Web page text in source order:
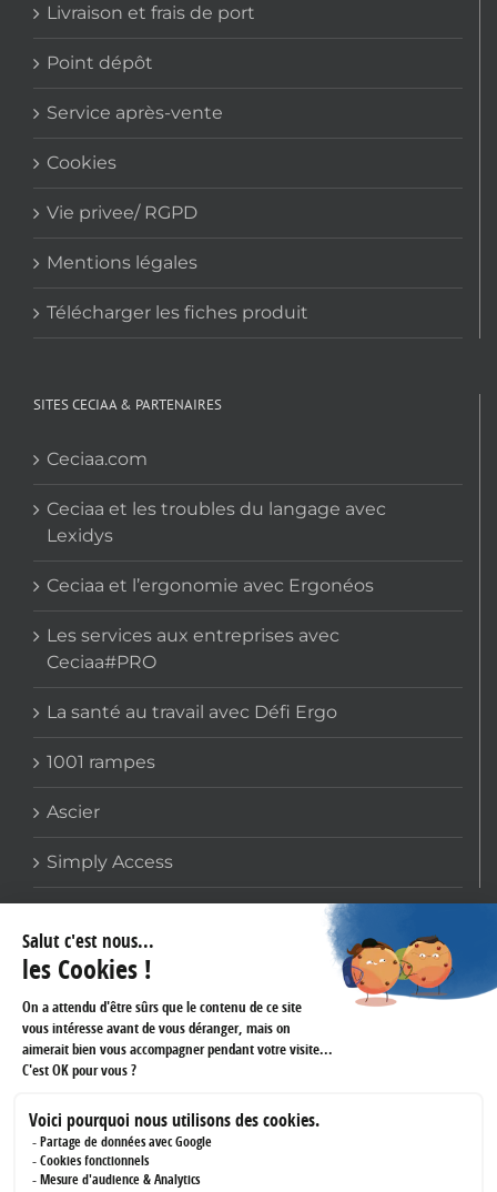
Livraison et frais de port
Point dépôt
Service après-vente
Cookies
Vie privee/ RGPD
Mentions légales
Télécharger les fiches produit
SITES CECIAA & PARTENAIRES
Ceciaa.com
Ceciaa et les troubles du langage avec
Lexidys
Ceciaa et l’ergonomie avec Ergonéos
Les services aux entreprises avec
Ceciaa#PRO
La santé au travail avec Défi Ergo
1001 rampes
Ascier
Simply Access
COORDONNÉES
159 avenue Gallieni
93170 BAGNOLET
Téléphone :
01 60 43 61 45
RÉSEAUX SOCIAUX